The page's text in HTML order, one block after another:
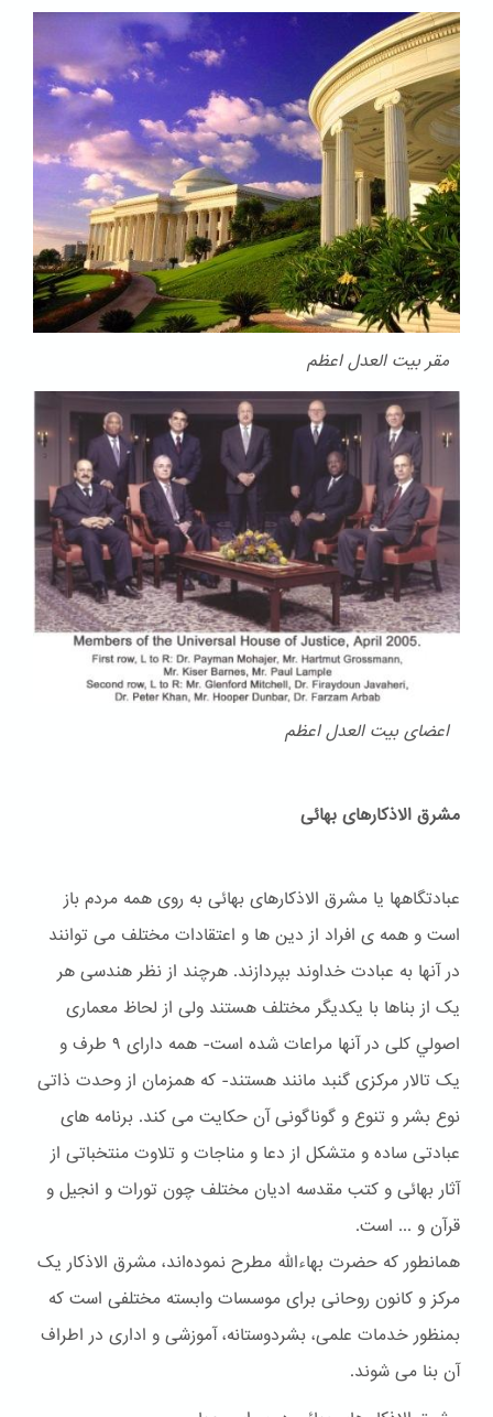
مقر بیت العدل اعظم
اعضای بیت العدل اعظم
مشرق الاذکارهای بهائی
عبادتگاهها یا مشرق الاذکارهای بهائی به روی همه مردم باز
است و همه ی افراد از دین ها و اعتقادات مختلف می توانند
در آنها به عبادت خداوند بپردازند. هرچند از نظر هندسی هر
یک از بناها با یکدیگر مختلف هستند ولی از لحاظ معماری
اصولي کلی در آنها مراعات شده است- همه دارای ۹ طرف و
یک تالار مرکزی گنبد مانند هستند- که همزمان از وحدت ذاتی
نوع بشر و تنوع و گوناگونی آن حکایت می کند. برنامه های
عبادتی ساده و متشکل از دعا و مناجات و تلاوت منتخباتی از
آثار بهائی و کتب مقدسه ادیان مختلف چون تورات و انجیل و
قرآن و ... است.
همانطور که حضرت بهاءالله مطرح نموده‌اند، مشرق الاذکار یک
مرکز و کانون روحانی برای موسسات وابسته مختلفی است که
بمنظور خدمات علمی، بشردوستانه، آموزشی و اداری در اطراف
آن بنا می شوند.